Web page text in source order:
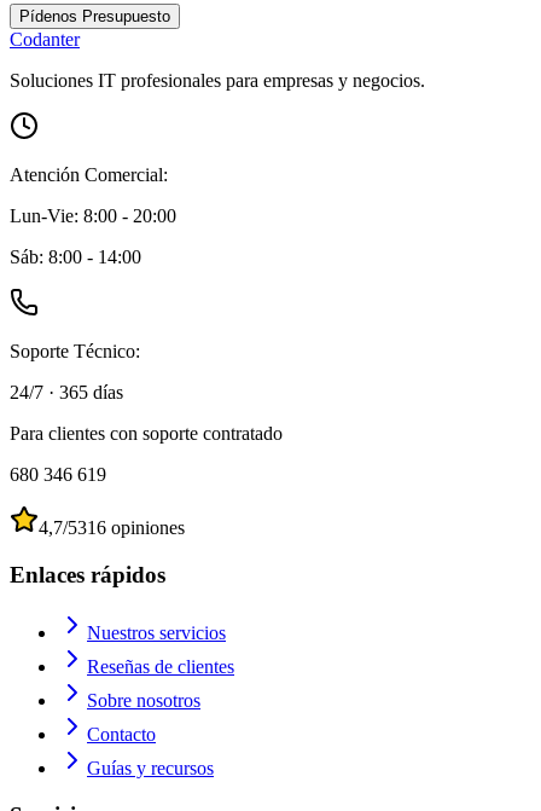
Pídenos Presupuesto
Codanter
Soluciones IT profesionales para empresas y negocios.
Atención Comercial:
Lun-Vie: 8:00 - 20:00
Sáb: 8:00 - 14:00
Soporte Técnico:
24/7 · 365 días
Para clientes con soporte contratado
680 346 619
4,7/5316 opiniones
Enlaces rápidos
Nuestros servicios
Reseñas de clientes
Sobre nosotros
Contacto
Guías y recursos